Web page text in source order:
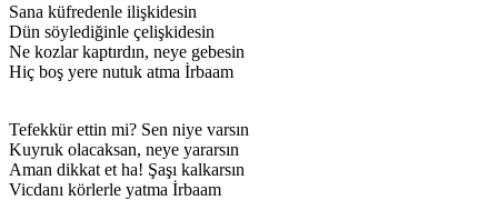
Sana küfredenle ilişkidesin
Dün söylediğinle çelişkidesin
Ne kozlar kaptırdın, neye gebesin
Hiç boş yere nutuk atma İrbaam
Tefekkür ettin mi? Sen niye varsın
Kuyruk olacaksan, neye yararsın
Aman dikkat et ha! Şaşı kalkarsın
Vicdanı körlerle yatma İrbaam